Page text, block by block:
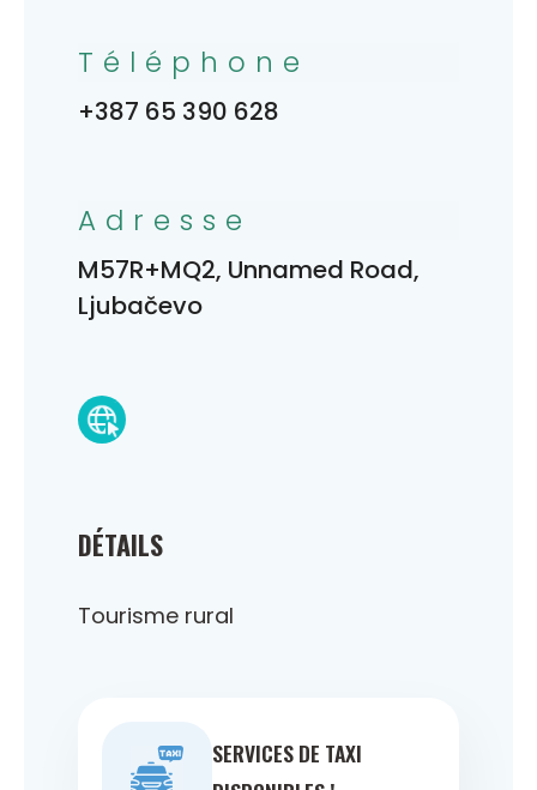
DÉTAILS
Tourisme rural
SERVICES DE TAXI
Téléphone
+387 65 390 628
Adresse
M57R+MQ2, Unnamed Road,
Ljubačevo